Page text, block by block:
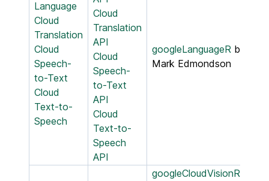
Language
Cloud
Translation
Cloud
Speech-
to-Text
Cloud
Text-to-
Speech
Cloud
Translation
API
Cloud
Speech-
to-Text
API
Cloud
Text-to-
Speech
API
googleLanguageR by
Mark Edmondson
googleCloudVisionR